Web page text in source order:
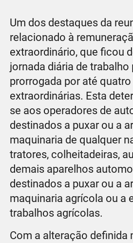
Um dos destaques da
relacionado à
extraordinário, que ficou
jornada diária de trabalho
prorrogada por até
extraordinárias. Esta
se aos operadores de
destinados a puxar ou a
maquinaria de qualquer
tratores, colheitadeiras,
demais aparelhos
destinados a puxar ou a
maquinaria agrícola ou a
trabalhos agrícolas.
Com a alteração definida